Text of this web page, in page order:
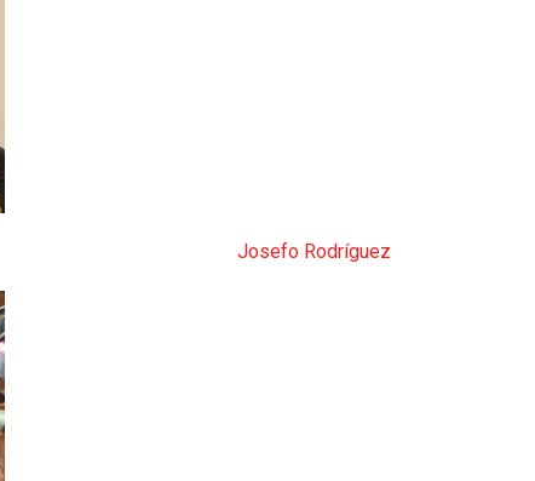
Josefo Rodríguez